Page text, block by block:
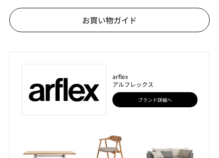
お買い物ガイド
arflex
アルフレックス
ブランド詳細へ